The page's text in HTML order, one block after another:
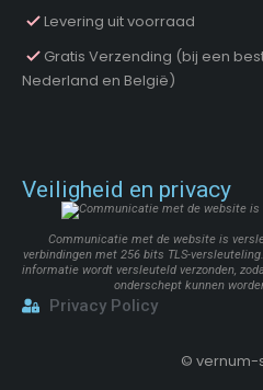
Levering uit voorraad
Gratis Verzending (bij een
Nederland en België)
Veiligheid en privacy
Communicatie met de website is
verbindingen met 256 bits TLS-
informatie wordt versleuteld verzonden,
onderschept kunnen
Privacy Policy
© vernum-